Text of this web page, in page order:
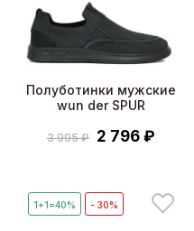
Полуботинки мужские
wun der SPUR
3 995 ₽ 2 796 ₽
1+1=40% - 30%